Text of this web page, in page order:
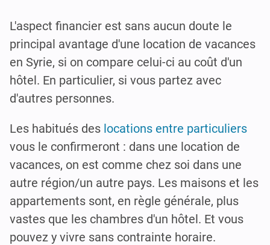
L'aspect financier est sans aucun doute le
principal avantage d'une location de vacances
en Syrie, si on compare celui-ci au coût d'un
hôtel. En particulier, si vous partez avec
d'autres personnes.
Les habitués des locations entre particuliers
vous le confirmeront : dans une location de
vacances, on est comme chez soi dans une
autre région/un autre pays. Les maisons et les
appartements sont, en règle générale, plus
vastes que les chambres d'un hôtel. Et vous
pouvez y vivre sans contrainte horaire.